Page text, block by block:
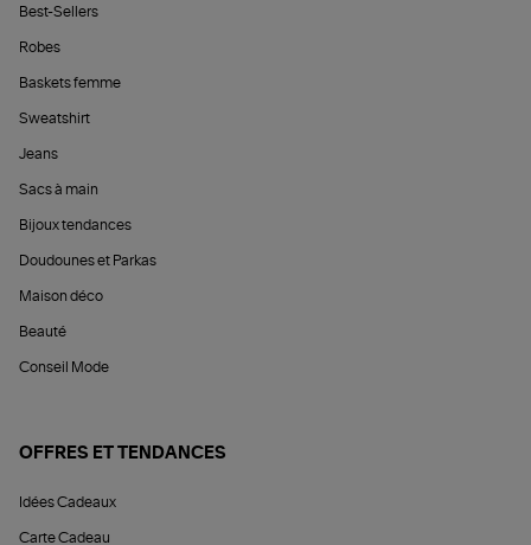
Best-Sellers
Robes
Baskets femme
Sweatshirt
Jeans
Sacs à main
Bijoux tendances
Doudounes et Parkas
Maison déco
Beauté
Conseil Mode
OFFRES ET TENDANCES
Idées Cadeaux
Carte Cadeau